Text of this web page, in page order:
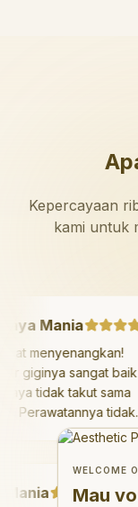
Kepercayaan
kami untuk
Mania
Sangat menyenangkan!
giginya sangat
saya tidak takut
Perawatannya
dan saya bisa
suka pergi ke
sekarang!"
Welcome
Mau
WELCOME
Mau